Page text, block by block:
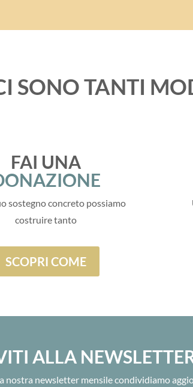
SONO TANTI
FAI UNA
sostegno concreto possiamo
costruire tanto
SCOPRI COME
ALLA
nostra newsletter mensile condividiamo